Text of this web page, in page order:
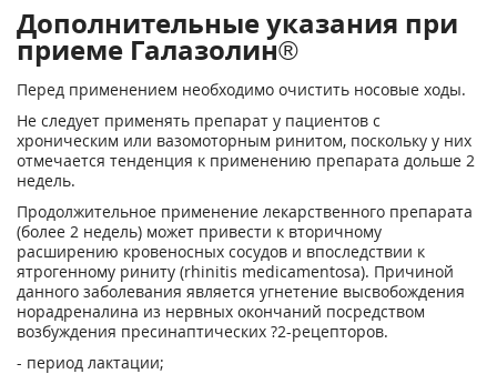
Дополнительные указания при
приеме Галазолин®
Перед применением необходимо очистить носовые ходы.
Не следует применять препарат у пациентов с
хроническим или вазомоторным ринитом, поскольку у них
отмечается тенденция к применению препарата дольше 2
недель.
Продолжительное применение лекарственного препарата
(более 2 недель) может привести к вторичному
расширению кровеносных сосудов и впоследствии к
ятрогенному риниту (rhinitis medicamentosa). Причиной
данного заболевания является угнетение высвобождения
норадреналина из нервных окончаний посредством
возбуждения пресинаптических ?2-рецепторов.
- период лактации;